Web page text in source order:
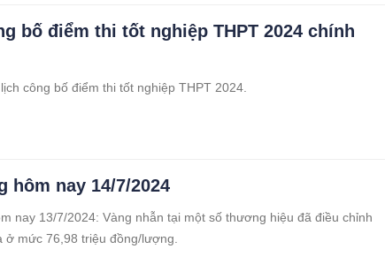
bố điểm thi tốt nghiệp THPT 2024 chính
công bố điểm thi tốt nghiệp THPT 2024.
hôm nay 14/7/2024
nay 13/7/2024: Vàng nhẫn tại một số thương hiệu đã điều chỉnh
ở mức 76,98 triệu đồng/lượng.